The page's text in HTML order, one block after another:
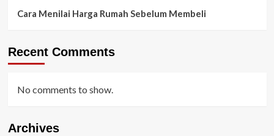
Cara Menilai Harga Rumah Sebelum Membeli
Recent Comments
No comments to show.
Archives